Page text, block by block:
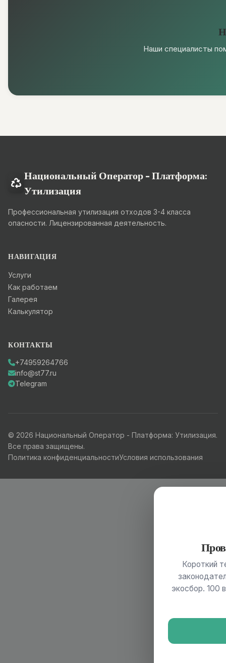
Наши специалисты
Национальный Оператор - Платформа:
Утилизация
Профессиональная утилизация отходов 3-4 класса
опасности. Лицензированная деятельность.
НАВИГАЦИЯ
Услуги
Как работаем
Галерея
Калькулятор
КОНТАКТЫ
+74959264766
info@st77.ru
Telegram
© 2026 Национальный Оператор - Платформа: Утилизация.
Все права защищены.
Политика конфиденциальностиУсловия использования
Короткий
экосбор. 100